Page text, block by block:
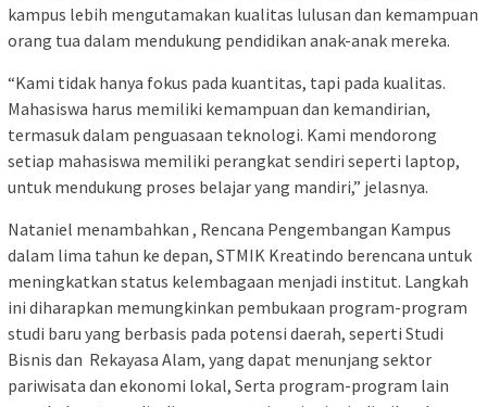
kampus lebih mengutamakan kualitas lulusan dan kemampuan
orang tua dalam mendukung pendidikan anak-anak mereka.
“Kami tidak hanya fokus pada kuantitas, tapi pada kualitas.
Mahasiswa harus memiliki kemampuan dan kemandirian,
termasuk dalam penguasaan teknologi. Kami mendorong
setiap mahasiswa memiliki perangkat sendiri seperti laptop,
untuk mendukung proses belajar yang mandiri,” jelasnya.
Nataniel menambahkan , Rencana Pengembangan Kampus
dalam lima tahun ke depan, STMIK Kreatindo berencana untuk
meningkatkan status kelembagaan menjadi institut. Langkah
ini diharapkan memungkinkan pembukaan program-program
studi baru yang berbasis pada potensi daerah, seperti Studi
Bisnis dan Rekayasa Alam, yang dapat menunjang sektor
pariwisata dan ekonomi lokal, Serta program-program lain